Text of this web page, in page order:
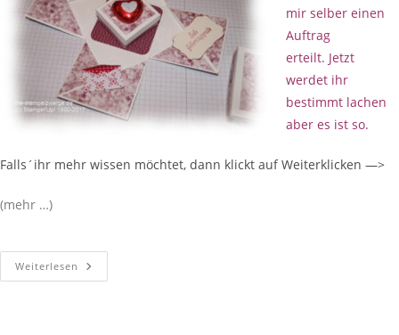
mir selber einen
Auftrag
erteilt. Jetzt
werdet ihr
bestimmt lachen
aber es ist so.
Falls´ihr mehr wissen möchtet, dann klickt auf Weiterklicken —>
(mehr …)
Weiterlesen